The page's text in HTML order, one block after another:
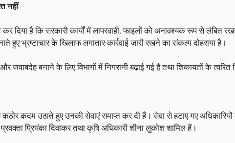
नहीं
दिया है कि सरकारी कार्यों में लापरवाही, फाइलों को अनावश्यक रूप से लंबित
हुए भ्रष्टाचार के खिलाफ लगातार कार्रवाई जारी रखने का संकल्प दोहराया है।
जवाबदेह बनाने के लिए विभागों में निगरानी बढ़ाई गई है तथा शिकायतों के त्वरित
कदम उठाते हुए उनकी सेवाएं समाप्त कर दी हैं। सेवा से हटाए गए
प्रियंका दिवाकर तथा कृषि अधिकारी शीना लुकोश शामिल हैं।